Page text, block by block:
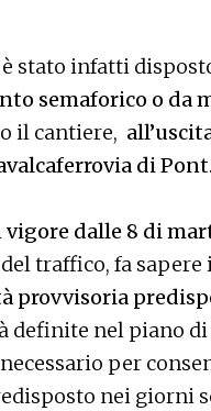
è stato infatti
semaforico o da
il cantiere,
di Pont.
vigore dalle 8 di
traffico, fa
provvisoria
definite nel piano
per
nei giorni